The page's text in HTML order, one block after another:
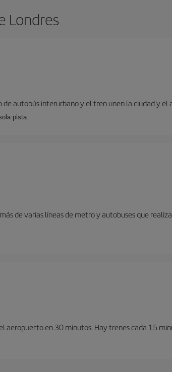
Londres
autobús interurbano y el tren unen la ciudad y el
pista.
de varias líneas de metro y autobuses que
aeropuerto en 30 minutos. Hay trenes cada 15